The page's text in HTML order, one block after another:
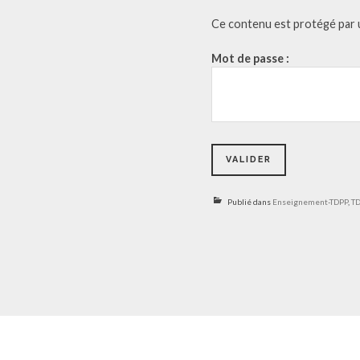
Ce contenu est protégé par
Mot de passe :
Publié dans Enseignement-TDPP,